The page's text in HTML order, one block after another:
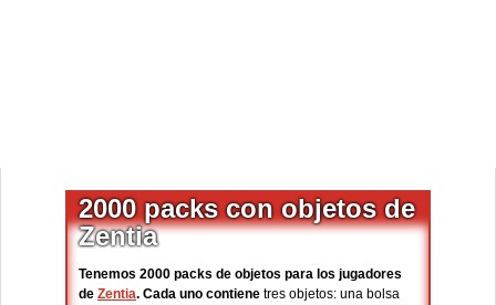
2000 packs con objetos de
Zentia
Tenemos 2000 packs de objetos para los jugadores
de Zentia. Cada uno contiene tres objetos: una bolsa